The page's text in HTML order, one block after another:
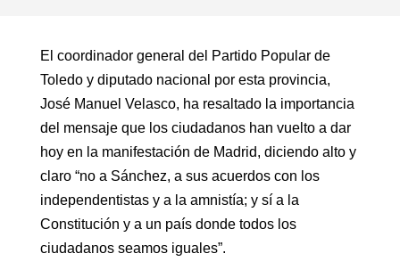
El coordinador general del Partido Popular de
Toledo y diputado nacional por esta provincia,
José Manuel Velasco, ha resaltado la importancia
del mensaje que los ciudadanos han vuelto a dar
hoy en la manifestación de Madrid, diciendo alto y
claro “no a Sánchez, a sus acuerdos con los
independentistas y a la amnistía; y sí a la
Constitución y a un país donde todos los
ciudadanos seamos iguales”.